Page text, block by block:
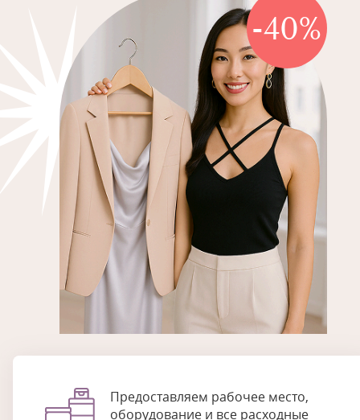
-40%
Предоставляем рабочее место,
оборудование и все расходные